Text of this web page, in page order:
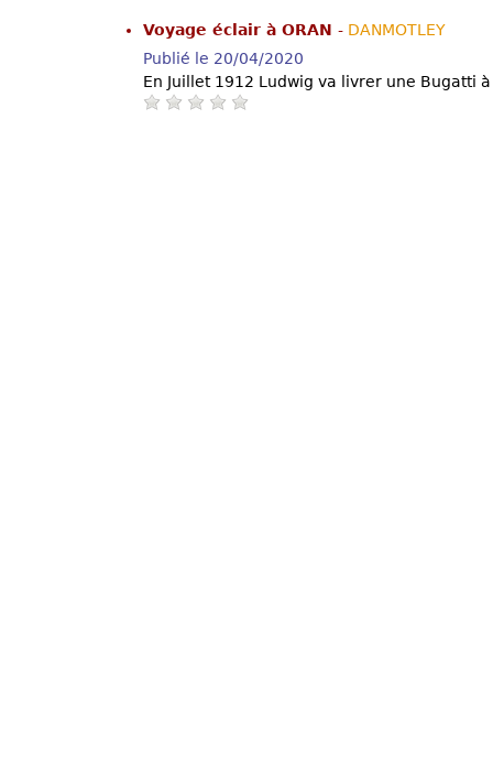
Voyage éclair à ORAN - DANMOTLEY
Publié le 20/04/2020
En Juillet 1912 Ludwig va livrer une Bugatti à